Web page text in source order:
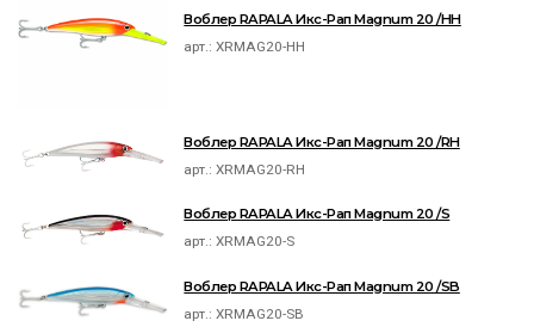
Воблер RAPALA Икс-Рап Magnum 20 /HH
арт.:XRMAG20-HH
Воблер RAPALA Икс-Рап Magnum 20 /RH
арт.:XRMAG20-RH
Воблер RAPALA Икс-Рап Magnum 20 /S
арт.:XRMAG20-S
Воблер RAPALA Икс-Рап Magnum 20 /SB
арт.:XRMAG20-SB